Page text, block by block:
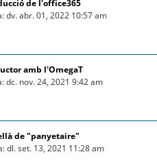
de l'office365
dv. abr. 01, 2022 10:57 am
amb l'OmegaT
dc. nov. 24, 2021 9:42 am
de "panyetaire"
dl. set. 13, 2021 11:28 am